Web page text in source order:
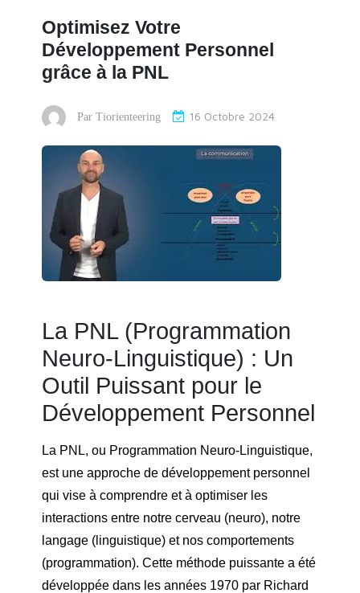
Optimisez Votre
Développement Personnel
grâce à la PNL
Par Tiorienteering 16 Octobre 2024
La PNL (Programmation
Neuro-Linguistique) : Un
Outil Puissant pour le
Développement Personnel
La PNL, ou Programmation Neuro-Linguistique,
est une approche de développement personnel
qui vise à comprendre et à optimiser les
interactions entre notre cerveau (neuro), notre
langage (linguistique) et nos comportements
(programmation). Cette méthode puissante a été
développée dans les années 1970 par Richard